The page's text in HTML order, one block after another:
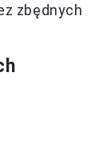
zbędnych